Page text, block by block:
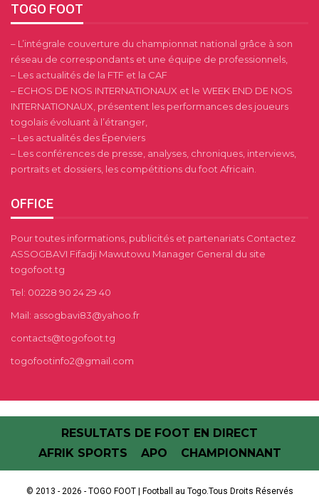
TOGO FOOT
– L’intégrale couverture du championnat national grâce à son
réseau de correspondants et une équipe de professionnels,
– Les actualités de la FTF et la CAF
– ECHOS DE NOS INTERNATIONAUX et le WEEK END DE NOS
INTERNATIONAUX, présentent les performances des joueurs
togolais évoluant à l’étranger,
– Les actualités des Éperviers
– Les conférences de presse, analyses, chroniques, interviews,
portraits et dossiers, les compétitions du foot Africain.
OFFICE
Pour toutes informations, publicités et partenariats Contactez
ASSOGBAVI Fifadji Mawutowu Manager General du site
togofoot.tg
Tel: 00228 90 24 29 40
Mail: assogbavi83@yahoo.fr
contacts@togofoot.tg
togofootinfo2@gmail.com
RESULTATS DE FOOT EN DIRECT
AFRIK SPORTS
APO CHAMPIONNANT
© 2013 - 2026 - TOGO FOOT | Football au Togo.Tous Droits Réservés